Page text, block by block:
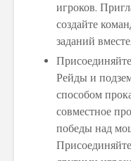
игроков.
создайте
заданий вместе.
Рейды и
способом
совместное
победы над